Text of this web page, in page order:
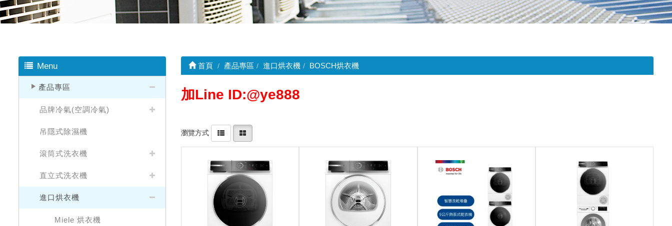
Menu
產品專區
品牌冷氣(空調冷氣)
吊隱式除濕機
滾筒式洗衣機
直立式洗衣機
進口烘衣機
Miele 烘衣機
首頁 產品專區 進口烘衣機 BOSCH烘衣機
加Line ID:@ye888
瀏覽方式